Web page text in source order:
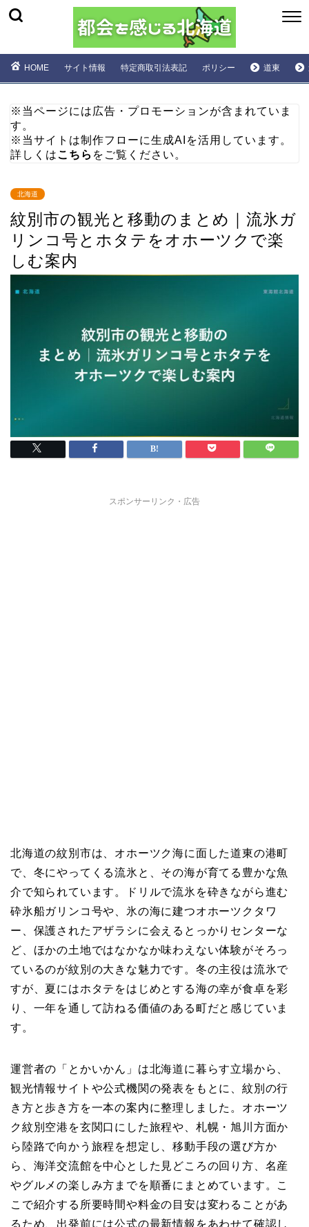
HOME サイト情報 特定商取引法表記 ポリシー 道東
※当ページには広告・プロモーションが含まれていま
す。
※当サイトは制作フローに生成AIを活用しています。
詳しくはこちら をご覧ください。
北海道
紋別市の観光と移動のまとめ｜流氷ガ
リンコ号とホタテをオホーツクで楽
しむ案内
スポンサーリンク・広告
北海道の紋別市は、オホーツク海に面した道東の港町
で、冬にやってくる流氷と、その海が育てる豊かな魚
介で知られています。ドリルで流氷を砕きながら進む
砕氷船ガリンコ号や、氷の海に建つオホーツクタワ
ー、保護されたアザラシに会えるとっかりセンターな
ど、ほかの土地ではなかなか味わえない体験がそろっ
ているのが紋別の大きな魅力です。冬の主役は流氷で
すが、夏にはホタテをはじめとする海の幸が食卓を彩
り、一年を通して訪ねる価値のある町だと感じていま
す。
運営者の「とかいかん」は北海道に暮らす立場から、
観光情報サイトや公式機関の発表をもとに、紋別の行
き方と歩き方を一本の案内に整理しました。オホーツ
ク紋別空港を玄関口にした旅程や、札幌・旭川方面か
ら陸路で向かう旅程を想定し、移動手段の選び方か
ら、海洋交流館を中心とした見どころの回り方、名産
やグルメの楽しみ方までを順番にまとめています。こ
こで紹介する所要時間や料金の目安は変わることがあ
るため、出発前には公式の最新情報をあわせて確認し